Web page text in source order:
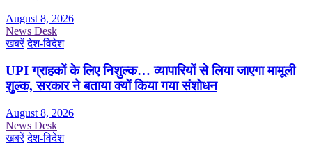
August 8, 2026
News Desk
खबरें देश-विदेश
UPI ग्राहकों के लिए निशुल्क… व्यापारियों से लिया जाएगा मामूली
शुल्क, सरकार ने बताया क्यों किया गया संशोधन
August 8, 2026
News Desk
खबरें देश-विदेश